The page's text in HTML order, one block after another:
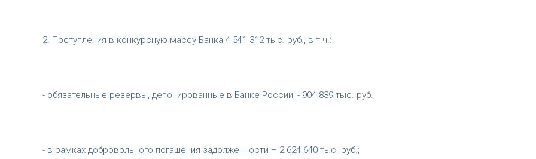
2. Поступления в конкурсную массу Банка 4 541 312 тыс. руб., в т.ч.:
- обязательные резервы, депонированные в Банке России, - 904 839 тыс. руб.;
- в рамках добровольного погашения задолженности – 2 624 640 тыс. руб.;